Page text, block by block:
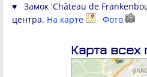
♥ Замок 'Château de
центра. На карте Фото
Карта всех